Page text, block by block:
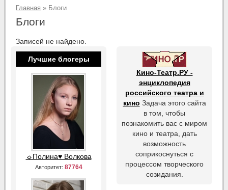
Главная » Блоги
Блоги
Записей не найдено.
Лучшие блогеры
☼Полина♥ Волкова
Авторитет: 87764
Кино-Театр.РУ -
энциклопедия
российского театра и
кино Задача этого сайта
в том, чтобы
познакомить вас с миром
кино и театра, дать
возможность
соприкоснуться с
процессом творческого
созидания.